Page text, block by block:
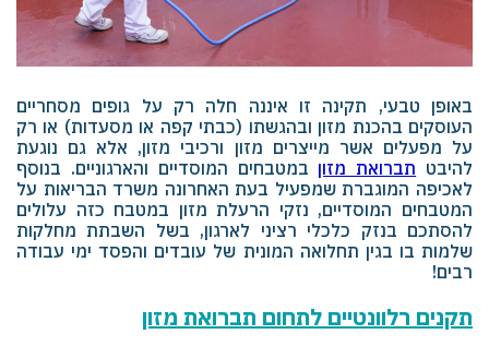
באופן טבעי, תקינה זו איננה חלה רק על גופים מסחריים
העוסקים בהכנת מזון ובהגשתו (כבתי קפה או מסעדות) או רק
על מפעלים אשר מייצרים מזון ורכיבי מזון, אלא גם נוגעת
להיבט תברואת מזון במטבחים המוסדיים והארגוניים. בנוסף
לאכיפה המוגברת שמפעיל בעת האחרונה משרד הבריאות על
המטבחים המוסדיים, נזקי הרעלת מזון במטבח כזה עלולים
להסתכם בנזק כלכלי רציני לארגון, בשל השבתת מחלקות
שלמות בו בגין תחלואה המונית של עובדים והפסד ימי עבודה
רבים!
תקנים רלוונטיים לתחום תברואת מזון